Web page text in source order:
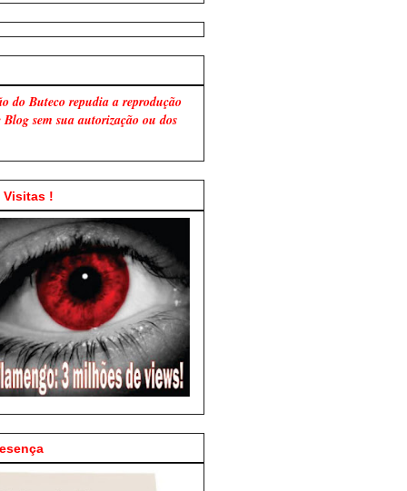
do Buteco repudia a reprodução
Blog sem sua autorização ou dos
Visitas !